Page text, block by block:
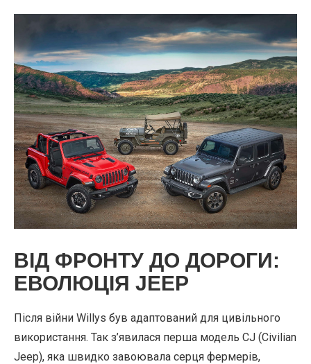
ВІД ФРОНТУ ДО ДОРОГИ:
ЕВОЛЮЦІЯ JEEP
Після війни Willys був адаптований для цивільного
використання. Так з’явилася перша модель CJ (Civilian
Jeep), яка швидко завоювала серця фермерів,